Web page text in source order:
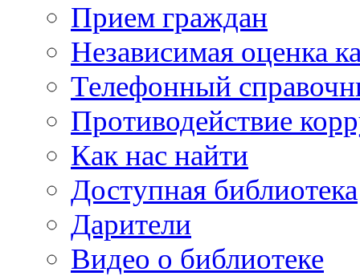
Прием граждан
Независимая оценка
Телефонный
Противодействие
Как нас найти
Доступная библиотека
Дарители
Видео о библиотеке